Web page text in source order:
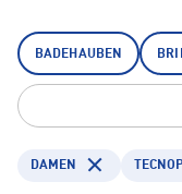
BADEHAUBEN
DAMEN